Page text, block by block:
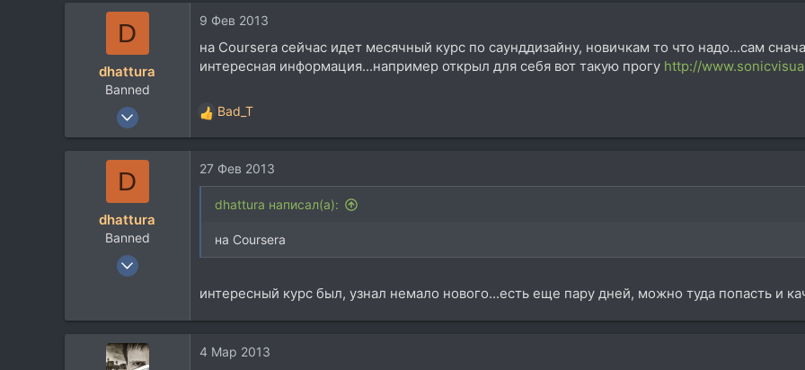
1.409
Barcelona
D
dhattura
Banned
16 Янв 2012
253
9 Фев 2013
на Coursera сейчас идет месячный курс по саунддизайну, новичкам то что надо...сам
интересная информация...например открыл для себя вот такую прогу http://
Р
е
к
ц
Bad_T
D
dhattura
Banned
16 Янв 2012
27 Фев 2013
dhattura написал(а):
на Coursera
интересный курс был, узнал немало нового...есть еще пару дней, можно туда попасть и
4 Мар 2013